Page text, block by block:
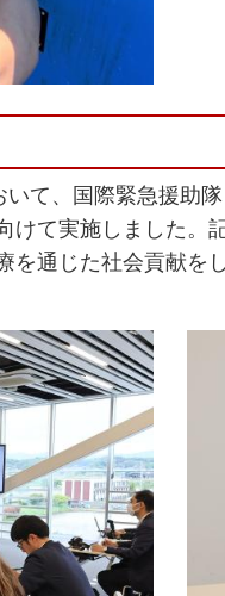
て、国際緊急援助
けて実施しました。
を通じた社会貢献を